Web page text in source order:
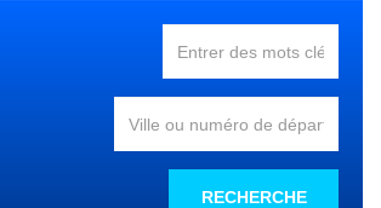
RECHERCHE